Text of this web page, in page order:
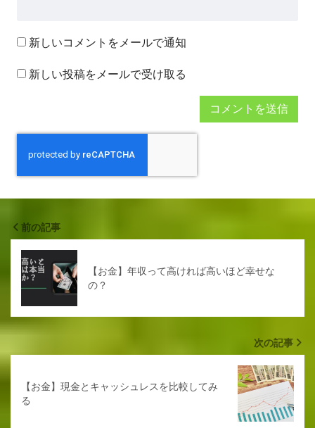
新しいコメントをメールで通知
新しい投稿をメールで受け取る
前の記事
【お金】年収って高ければ高いほど幸せな
の？
次の記事
【お金】現金とキャッシュレスを比較してみ
る